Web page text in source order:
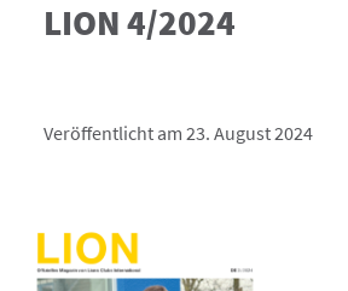
LION 4/2024
Veröffentlicht am 23. August 2024